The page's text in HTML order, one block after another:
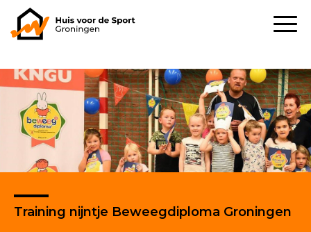
Training nijntje Beweegdiploma Groningen